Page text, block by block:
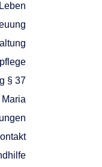
§ 37